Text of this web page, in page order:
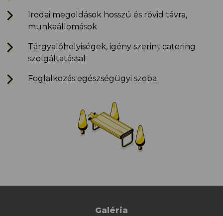
Irodai megoldások hosszú és rövid távra,
munkaállomások
Tárgyalóhelyiségek, igény szerint catering
szolgáltatással
Foglalkozás egészségügyi szoba
Galéria